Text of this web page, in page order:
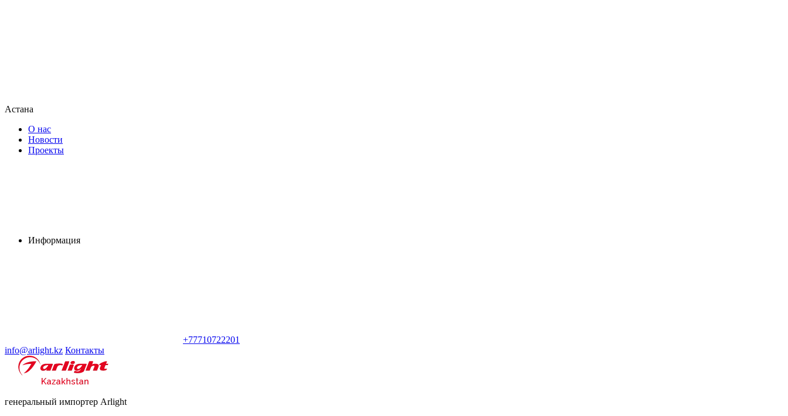
Астана
О нас
Новости
Проекты
Информация
+77710722201
info@arlight.kz Контакты
генеральный импортер Arlight